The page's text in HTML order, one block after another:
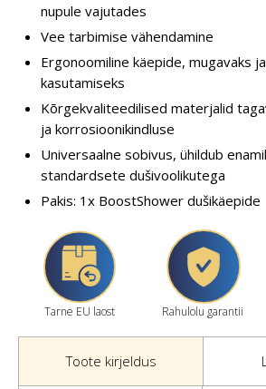
nupule vajutades
Vee tarbimise vähendamine
Ergonoomiline käepide, mugavaks
kasutamiseks
Kõrgekvaliteedilised materjalid
ja korrosioonikindluse
Universaalne sobivus, ühildub
standardsete dušivoolikutega
Pakis: 1x BoostShower dušikäepide
Tarne EU laost Rahulolu garantii
Toote kirjeldus